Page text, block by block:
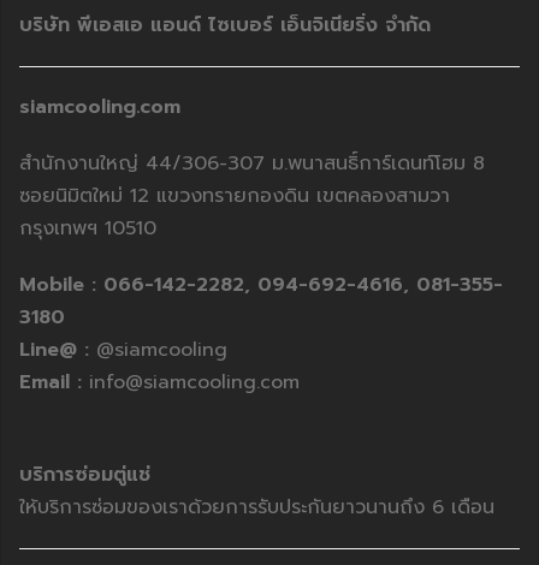
บริษัท พีเอสเอ แอนด์ ไซเบอร์ เอ็นจิเนียริ่ง จำกัด
siamcooling.com
สำนักงานใหญ่ 44/306-307 ม.พนาสนธิ์การ์เดนท์โฮม 8
ซอยนิมิตใหม่ 12 แขวงทรายกองดิน เขตคลองสามวา
กรุงเทพฯ 10510
Mobile : 066-142-2282, 094-692-4616, 081-355-
3180
Line@ : @siamcooling
Email : info@siamcooling.com
บริการซ่อมตู่แช่
ให้บริการซ่อมของเราด้วยการรับประกันยาวนานถึง 6 เดือน